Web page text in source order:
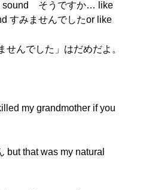
sound そうですか… like
すみませんでしたor like
せんでした」はだめだよ。
my grandmother if you
but that was my natural